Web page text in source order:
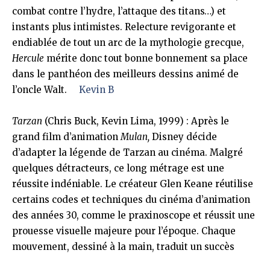
combat contre l’hydre, l’attaque des titans…) et
instants plus intimistes. Relecture revigorante et
endiablée de tout un arc de la mythologie grecque,
Hercule mérite donc tout bonne bonnement sa place
dans le panthéon des meilleurs dessins animé de
l’oncle Walt. Kevin B
Tarzan (Chris Buck, Kevin Lima, 1999) : Après le
grand film d’animationMulan, Disney décide
d’adapter la légende de Tarzan au cinéma. Malgré
quelques détracteurs, ce long métrage est une
réussite indéniable. Le créateur Glen Keane réutilise
certains codes et techniques du cinéma d’animation
des années 30, comme le praxinoscope et réussit une
prouesse visuelle majeure pour l’époque. Chaque
mouvement, dessiné à la main, traduit un succès